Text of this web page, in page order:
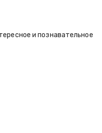
и познавательное